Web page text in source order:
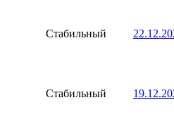
Стабильный
Стабильный